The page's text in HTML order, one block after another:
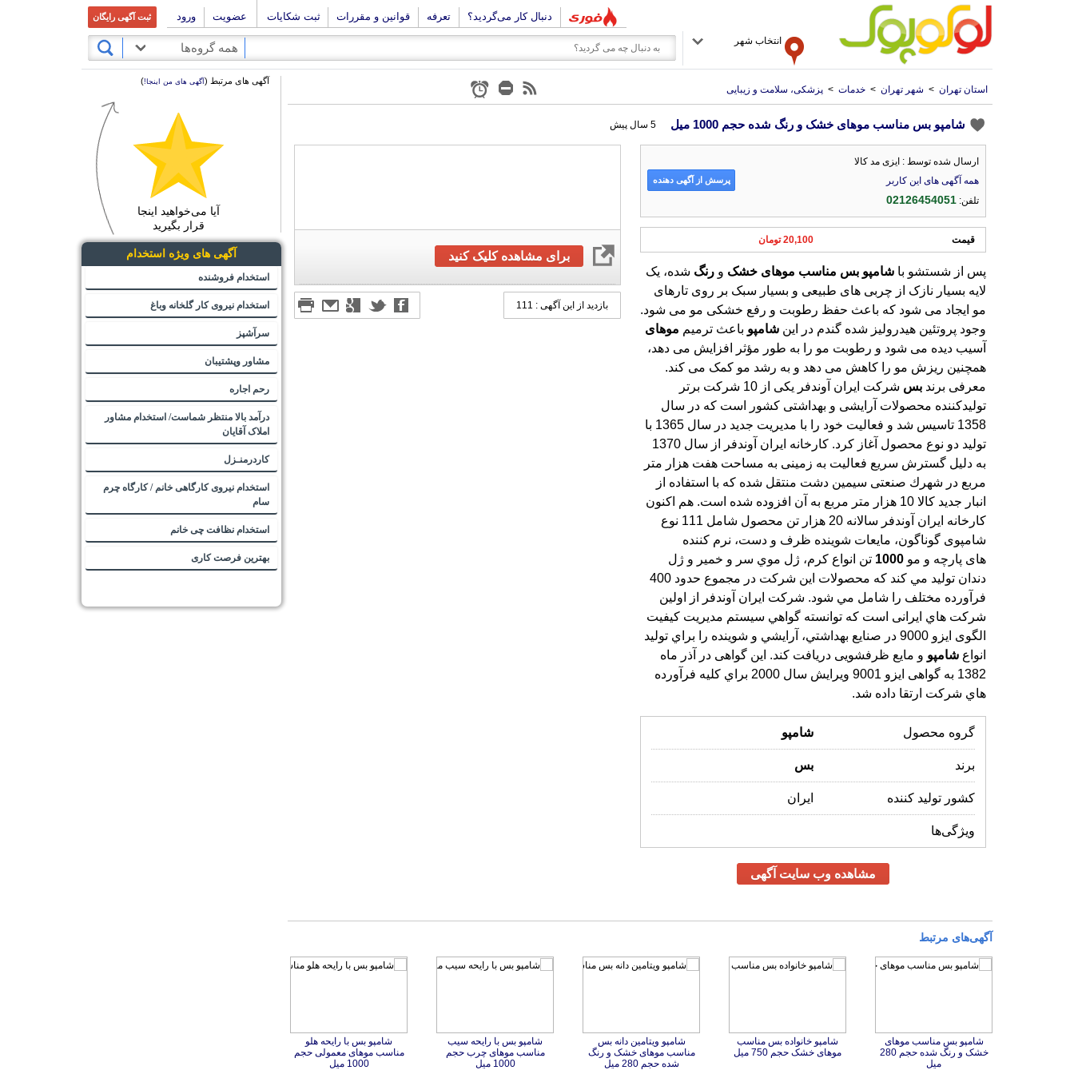
دنبال کار می‌گردید؟ تعرفه قوانین و مقررات ثبت شکایات عضویت ورود ثبت آگهی رایگان
انتخاب شهر
همه گروه‌ها
استان تهران > شهر تهران > خدمات > پزشکی، سلامت و زیبایی
شامپو بس مناسب موهای خشک و رنگ شده حجم 1000 میل 5 سال پیش
برای مشاهده کلیک کنید
بازدید از این آگهی : 111
ارسال شده توسط : ایزی مد کالا
همه آگهی های این کاربر
تلفن:02126454051
پرسش از آگهی دهنده
قیمت 20,100 تومان
پس از شستشو با شامپو بس مناسب موهای خشک و رنگ شده، یک
لایه بسیار نازک از چربی های طبیعی و بسیار سبک بر روی تارهای
مو ایجاد می شود که باعث حفظ رطوبت و رفع خشکی مو می شود.
وجود پروتئین هیدرولیز شده گندم در این شامپو باعث ترمیم موهای
آسیب دیده می شود و رطوبت مو را به طور مؤثر افزایش می دهد،
همچنین ریزش مو را کاهش می دهد و به رشد مو کمک می کند.
معرفی برند بس شركت ايران آوندفر يكی از 10 شركت برتر
توليدكننده محصولات آرايشی و بهداشتی كشور است كه در سال
1358 تاسيس شد و فعاليت خود را با مديريت جديد در سال 1365 با
توليد دو نوع محصول آغاز كرد. كارخانه ايران آوندفر از سال 1370
به دليل گسترش سريع فعاليت به زمينی به مساحت هفت هزار متر
مربع در شهرك صنعتی سيمين دشت منتقل شده كه با استفاده از
انبار جديد كالا 10 هزار متر مربع به آن افزوده شده است. هم اكنون
كارخانه ايران آوندفر سالانه 20 هزار تن محصول شامل 111 نوع
شامپوی گوناگون، مايعات شوينده ظرف و دست، نرم كننده
های پارچه و مو 1000 تن انواع كرم، ژل موي سر و خمير و ژل
دندان توليد مي كند كه محصولات اين شركت در مجموع حدود 400
فرآورده مختلف را شامل مي شود. شركت ايران آوندفر از اولين
شركت هاي ايرانی است كه توانسته گواهي سيستم مديريت كيفيت
الگوی ايزو 9000 در صنايع بهداشتي، آرايشي و شوينده را براي توليد
انواع شامپو و مايع ظرفشويی دريافت كند. اين گواهی در آذر ماه
1382 به گواهی ايزو 9001 ويرايش سال 2000 براي كليه فرآورده
هاي شركت ارتقا داده شد.
گروه محصول شامپو
برند بس
کشور تولید کننده ایران
ویژگی‌ها
مشاهده وب سایت آگهی
آگهی‌های مرتبط
شامپو بس مناسب موهای
خشک و رنگ شده حجم 280
میل
شامپو خانواده بس مناسب
موهای خشک حجم 750 میل
شامپو ویتامین دانه بس
مناسب موهای خشک و رنگ
شده حجم 280 میل
شامپو بس با رایحه سیب
مناسب موهای چرب حجم
1000 میل
شامپو بس با رایحه هلو
مناسب موهای معمولی حجم
1000 میل
آگهی های مرتبط (آگهی های من اینجا!)
آیا می‌خواهید اینجا
قرار بگیرید
آگهی های ویژه استخدام
استخدام فروشنده
استخدام نیروی کار گلخانه وباغ
سرآشپز
مشاور وپشتیبان
رحم اجاره
درآمد بالا منتظر شماست/ استخدام مشاور
املاک آقایان
کاردرمنـزل
استخدام نیروی کارگاهی خانم / کارگاه چرم
سام
استخدام نظافت چی خانم
بهترین فرصت کاری